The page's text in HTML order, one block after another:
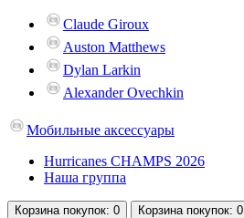
Claude Giroux
Auston Matthews
Dylan Larkin
Alexander Ovechkin
Мобильные аксессуары
Hurricanes CHAMPS 2026
Наша группа
Корзина покупок: 0 Корзина покупок: 0